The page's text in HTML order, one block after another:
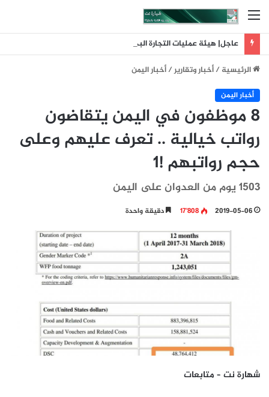
القائمة
الرئيسية/أخبار وتقارير/أخبار اليمن
أخبار اليمن
8 موظفون في اليمن يتقاضون
رواتب خيالية .. تعرف عليهم وعلى
حجم رواتبهم !1
1503 يوم من العدوان على اليمن
2019-05-06 17٬808 دقيقة واحدة
شهارة نت – متابعات